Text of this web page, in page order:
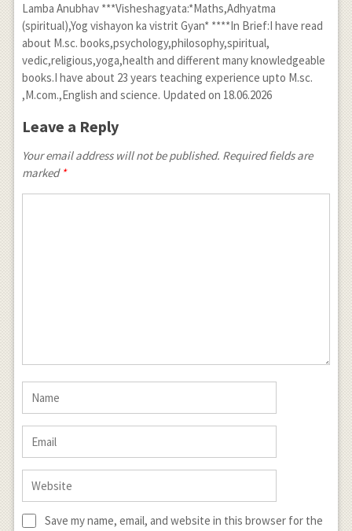
Lamba Anubhav ***Visheshagyata:*Maths,Adhyatma
(spiritual),Yog vishayon ka vistrit Gyan* ****In Brief:I have read
about M.sc. books,psychology,philosophy,spiritual,
vedic,religious,yoga,health and different many knowledgeable
books.I have about 23 years teaching experience upto M.sc.
,M.com.,English and science. Updated on 18.06.2026
Leave a Reply
Your email address will not be published. Required fields are
marked *
Save my name, email, and website in this browser for the